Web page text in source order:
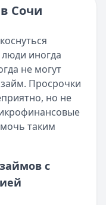
свежая
прямо сегодня?
iPhone
Сочи
иногда
не могут
Просрочки
но не
таким
с